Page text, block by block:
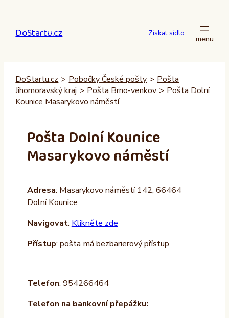
obsah
DoStartu.cz Získat sídlo
DoStartu.cz > Pobočky České pošty > Pošta
Jihomoravský kraj > Pošta Brno-venkov > Pošta Dolní
Kounice Masarykovo náměstí
Pošta Dolní Kounice
Masarykovo náměstí
Adresa: Masarykovo náměstí 142, 66464
Dolní Kounice
Navigovat: Klikněte zde
Přístup: pošta má bezbarierový přístup
Telefon: 954266464
Telefon na bankovní přepážku: